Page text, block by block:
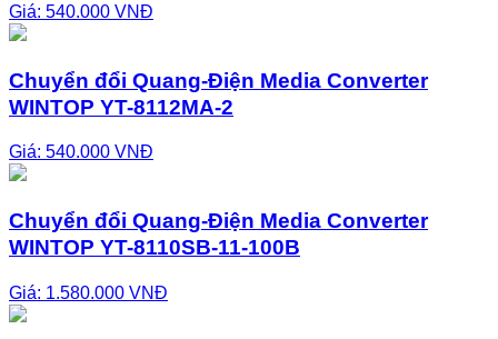
Giá: 540.000 VNĐ
Chuyển đổi Quang-Điện Media Converter
WINTOP YT-8112MA-2
Giá: 540.000 VNĐ
Chuyển đổi Quang-Điện Media Converter
WINTOP YT-8110SB-11-100B
Giá: 1.580.000 VNĐ